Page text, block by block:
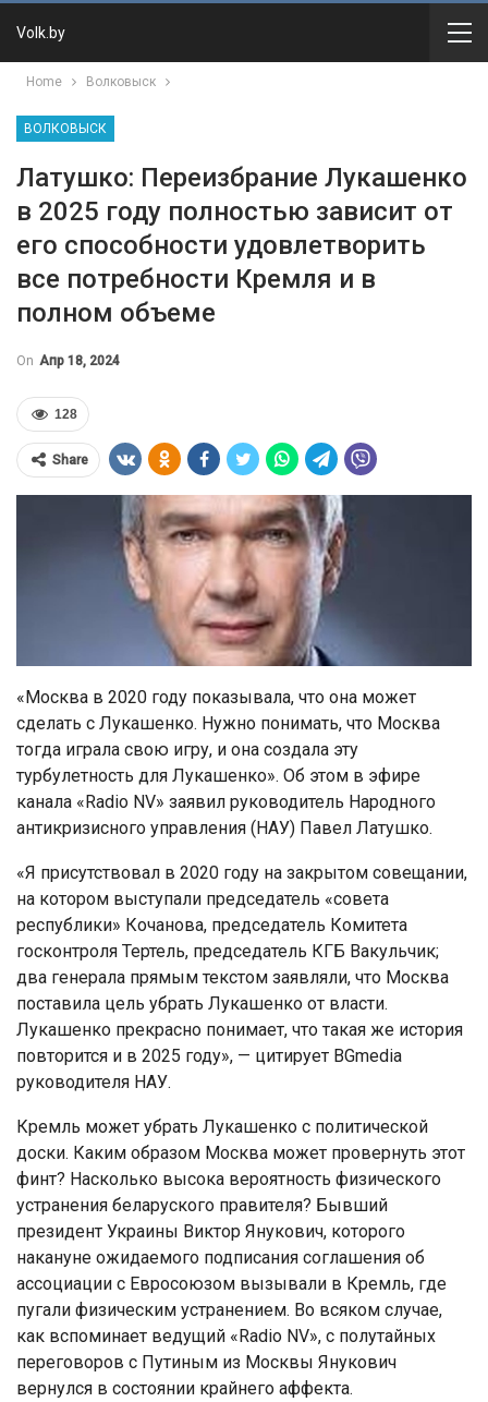
Volk.by
Home Волковыск
ВОЛКОВЫСК
Латушко: Переизбрание Лукашенко
в 2025 году полностью зависит от
его способности удовлетворить
все потребности Кремля и в
полном объеме
On Апр 18, 2024
128
Share
«Москва в 2020 году показывала, что она может
сделать с Лукашенко. Нужно понимать, что Москва
тогда играла свою игру, и она создала эту
турбулетность для Лукашенко». Об этом в эфире
канала «Radio NV» заявил руководитель Народного
антикризисного управления (НАУ) Павел Латушко.
«Я присутствовал в 2020 году на закрытом совещании,
на котором выступали председатель «совета
республики» Кочанова, председатель Комитета
госконтроля Тертель, председатель КГБ Вакульчик;
два генерала прямым текстом заявляли, что Москва
поставила цель убрать Лукашенко от власти.
Лукашенко прекрасно понимает, что такая же история
повторится и в 2025 году», — цитирует BGmedia
руководителя НАУ.
Кремль может убрать Лукашенко с политической
доски. Каким образом Москва может провернуть этот
финт? Насколько высока вероятность физического
устранения беларуского правителя? Бывший
президент Украины Виктор Янукович, которого
накануне ожидаемого подписания соглашения об
ассоциации с Евросоюзом вызывали в Кремль, где
пугали физическим устранением. Во всяком случае,
как вспоминает ведущий «Radio NV», с полутайных
переговоров с Путиным из Москвы Янукович
вернулся в состоянии крайнего аффекта.